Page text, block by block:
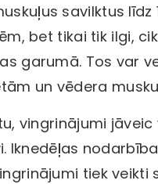
savilktus
bet tikai tik ilgi,
garumā. Tos var
un vēdera
vingrinājumi
Iknedēļas
tiek veikti